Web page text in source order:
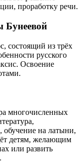
проработку речи.
Бунеевой
состоящий из трёх
русского
Освоение
многочисленных
обучение на латыни,
детям, желающим
или развить